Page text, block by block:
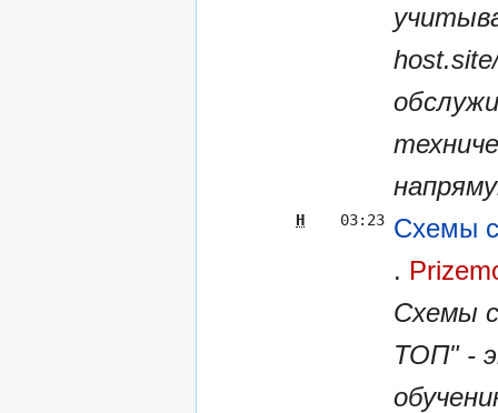
Н 03:23 Схемы
Схемы
ТОП" -